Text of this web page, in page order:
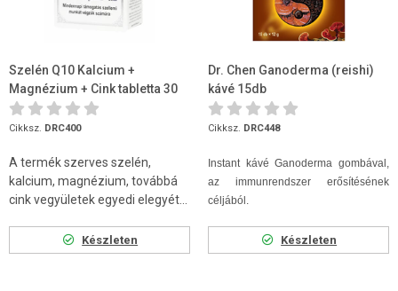
Szelén Q10 Kalcium +
Magnézium + Cink tabletta 30
db (Dr.Chen)
Cikksz. DRC400
A termék szerves szelén,
kalcium, magnézium, továbbá
cink vegyületek egyedi elegyét...
Készleten
Dr. Chen Ganoderma (reishi)
kávé 15db
Cikksz. DRC448
Instant kávé Ganoderma gombával,
az immunrendszer erősítésének
céljából.
Készleten